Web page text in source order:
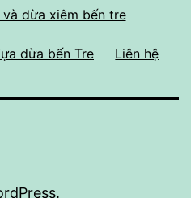
dừa xiêm bến tre
dừa bến Tre Liên hệ
.